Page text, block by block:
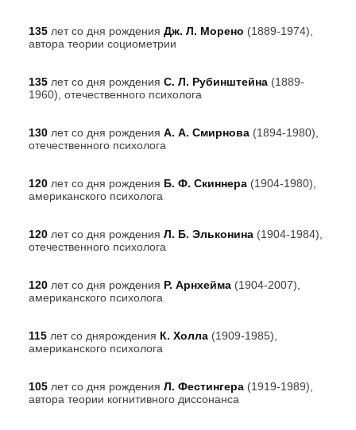
135 лет со дня рождения Дж. Л. Морено (1889-1974),
автора теории социометрии
135лет со дня рождения С. Л. Рубинштейна(1889-
1960), отечественного психолога
130лет со дня рождения А. А. Смирнова(1894-1980),
отечественного психолога
120лет со дня рождения Б. Ф. Скиннера(1904-1980),
американского психолога
120 лет со дня рождения Л. Б. Эльконина(1904-1984),
отечественного психолога
120 лет со дня рождения Р. Арнхейма(1904-2007),
американского психолога
115 лет со днярождения К. Холла(1909-1985),
американского психолога
105лет со дня рождения Л. Фестингера(1919-1989),
автора теории когнитивного диссонанса